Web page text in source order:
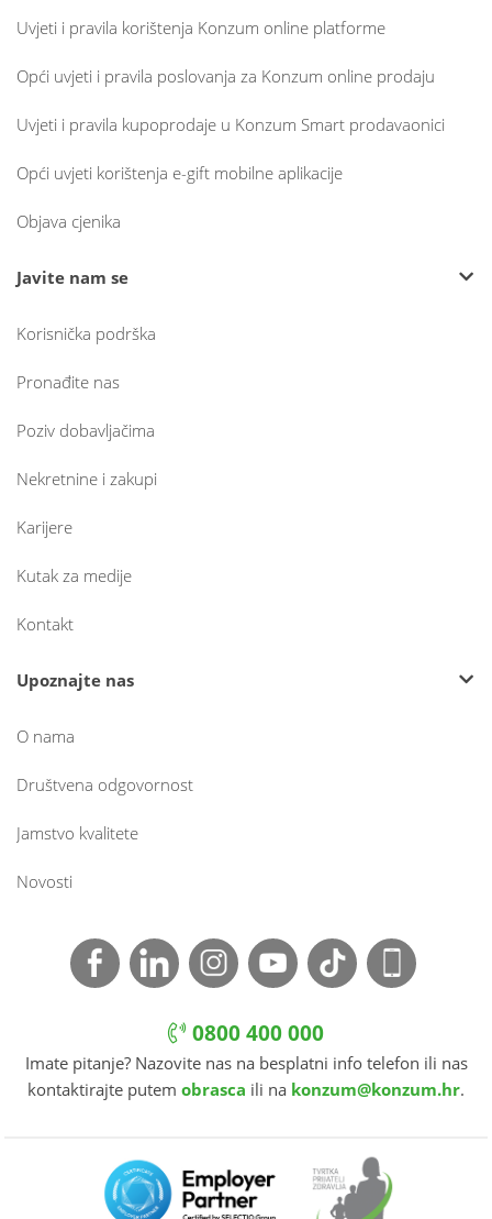
Uvjeti i pravila korištenja Konzum online platforme
Opći uvjeti i pravila poslovanja za Konzum online prodaju
Uvjeti i pravila kupoprodaje u Konzum Smart prodavaonici
Opći uvjeti korištenja e-gift mobilne aplikacije
Objava cjenika
Javite nam se
Korisnička podrška
Pronađite nas
Poziv dobavljačima
Nekretnine i zakupi
Karijere
Kutak za medije
Kontakt
Upoznajte nas
O nama
Društvena odgovornost
Jamstvo kvalitete
Novosti
0800 400 000
Imate pitanje? Nazovite nas na besplatni info telefon ili nas
kontaktirajte putem obrasca ili na konzum@konzum.hr.